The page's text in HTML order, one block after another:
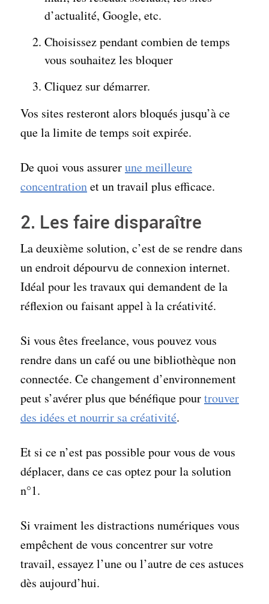
d’actualité, Google, etc.
Choisissez pendant combien de temps
vous souhaitez les bloquer
Cliquez sur démarrer.
Vos sites resteront alors bloqués jusqu’à ce
que la limite de temps soit expirée.
De quoi vous assurerune meilleure
concentrationet un travail plus efficace.
2. Les faire disparaître
La deuxième solution, c’est de se rendre dans
un endroit dépourvu de connexion internet.
Idéal pour les travaux qui demandent de la
réflexion ou faisant appel à la créativité.
Si vous êtes freelance, vous pouvez vous
rendre dans un café ou une bibliothèque non
connectée. Ce changement d’environnement
peut s’avérer plus que bénéfique pourtrouver
des idées et nourrir sa créativité.
Et si ce n’est pas possible pour vous de vous
déplacer, dans ce cas optez pour la solution
n°1.
Si vraiment les distractions numériques vous
empêchent de vous concentrer sur votre
travail, essayez l’une ou l’autre de ces astuces
dès aujourd’hui.